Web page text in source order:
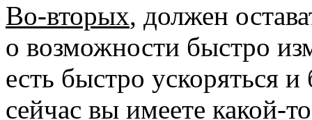
Во-вторых, должен
о возможности быстро
есть быстро ускоряться
сейчас вы имеете какой-